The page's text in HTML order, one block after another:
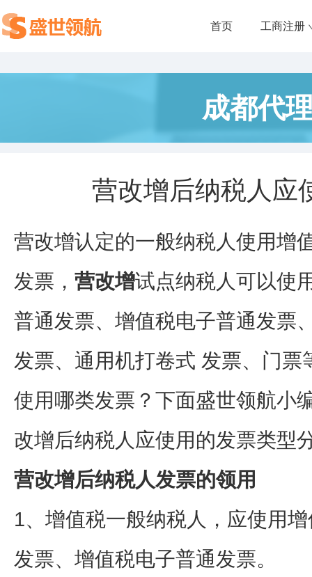
首页 工商注册
成都代
营改增后纳税人应
营改增认定的一般纳税人使用增
发票， 营改增试点纳税人可以使
普通发票、增值税电子普通发票
发票、通用机打卷式 发票、门
使用哪类发票？下面盛世领航小
改增后纳税人应使用的发票类型
营改增后纳税人发票的领用
1、增值税一般纳税人，应使用
发票、增值税电子普通发票。